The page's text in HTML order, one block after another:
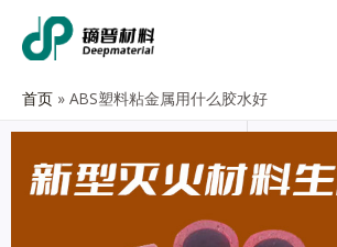
首页 ABS塑料粘金属用什么胶水好